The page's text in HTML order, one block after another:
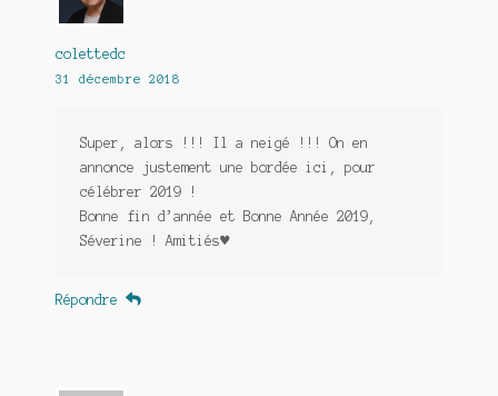
colettedc
31 décembre 2018
Super, alors !!! Il a neigé !!! On en
annonce justement une bordée ici, pour
célébrer 2019 !
Bonne fin d’année et Bonne Année 2019,
Séverine ! Amitiés♥
Répondre